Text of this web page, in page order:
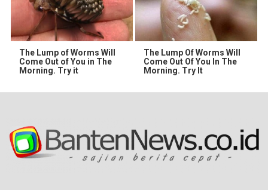
The Lump of Worms Will
Come Out of You in The
Morning. Try it
The Lump Of Worms Will
Come Out Of You In The
Morning. Try It